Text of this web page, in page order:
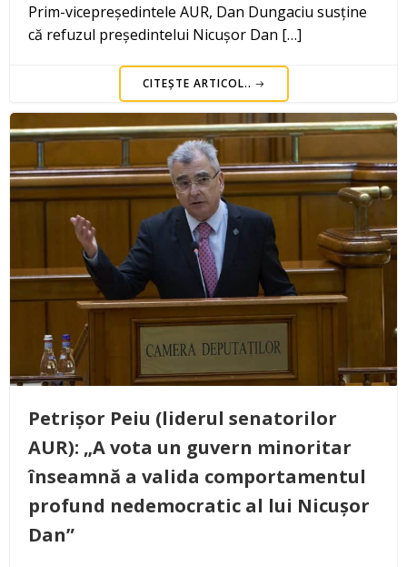
Prim-vicepreședintele AUR, Dan Dungaciu susține
că refuzul președintelui Nicușor Dan […]
CITEȘTE ARTICOL..
Petrișor Peiu (liderul senatorilor
AUR): „A vota un guvern minoritar
înseamnă a valida comportamentul
profund nedemocratic al lui Nicușor
Dan”